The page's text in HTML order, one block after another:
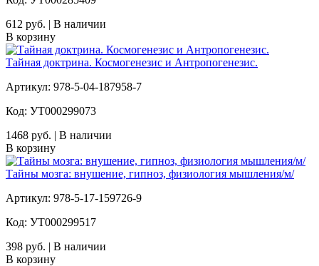
612 руб. | В наличии
В корзину
Тайная доктрина. Космогенезис и Антропогенезис.
Артикул: 978-5-04-187958-7
Код: УТ000299073
1468 руб. | В наличии
В корзину
Тайны мозга: внушение, гипноз, физиология мышления/м/
Артикул: 978-5-17-159726-9
Код: УТ000299517
398 руб. | В наличии
В корзину